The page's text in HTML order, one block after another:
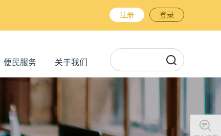
注册 登录
便民服务 关于我们